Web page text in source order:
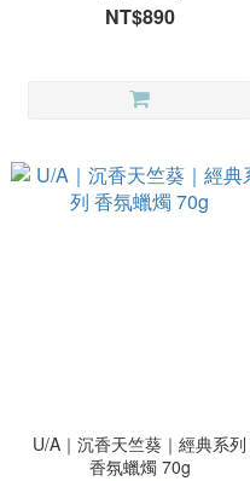
NT$890
U/A｜沉香天竺葵｜經典系列
香氛蠟燭 70g